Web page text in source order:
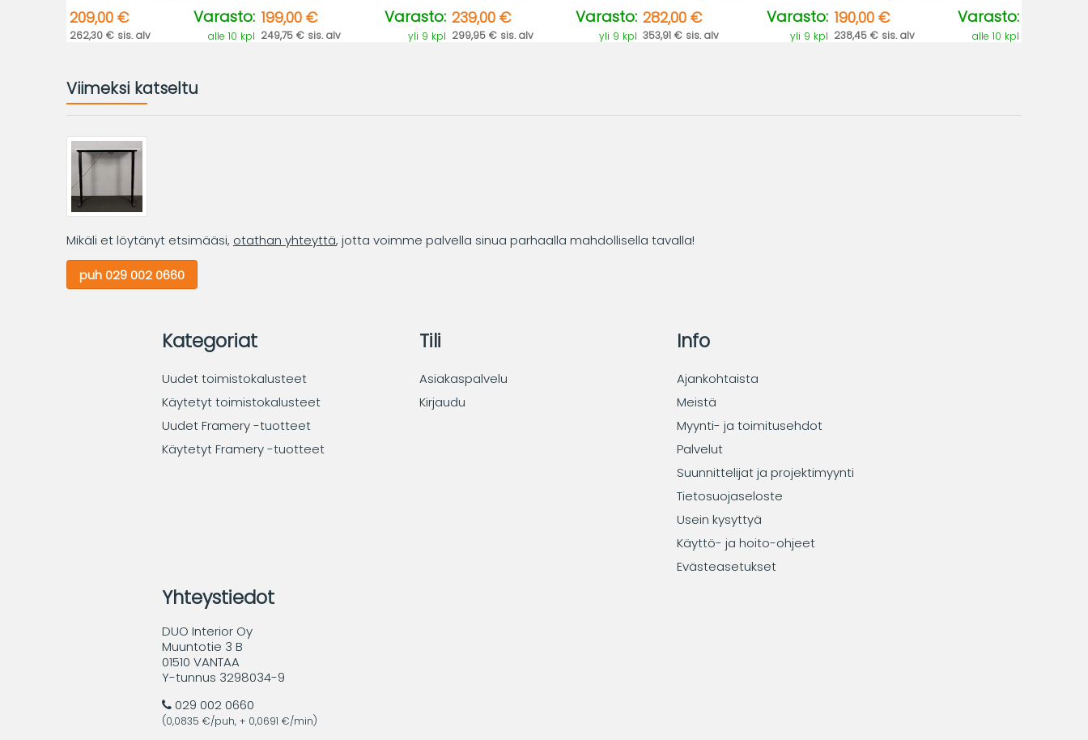
209,00 €
262,30 € sis. alv
Varasto:
alle 10 kpl
199,00 €
249,75 € sis. alv
Varasto:
yli 9 kpl
239,00 €
299,95 € sis. alv
Varasto:
yli 9 kpl
282,00 €
353,91 € sis. alv
Varasto:
yli 9 kpl
190,00 €
238,45 € sis. alv
Varasto:
alle 10 kpl
Viimeksi katseltu
Mikäli et löytänyt etsimääsi, otathan yhteyttä, jotta voimme palvella sinua parhaalla mahdollisella tavalla!
puh 029 002 0660
Kategoriat
Uudet toimistokalusteet
Käytetyt toimistokalusteet
Uudet Framery -tuotteet
Käytetyt Framery -tuotteet
Tili
Asiakaspalvelu
Kirjaudu
Info
Ajankohtaista
Meistä
Myynti- ja toimitusehdot
Palvelut
Suunnittelijat ja projektimyynti
Tietosuojaseloste
Usein kysyttyä
Käyttö- ja hoito-ohjeet
Evästeasetukset
Yhteystiedot
DUO Interior Oy
Muuntotie 3 B
01510 VANTAA
Y-tunnus 3298034-9
029 002 0660
(0,0835 €/puh, + 0,0691 €/min)